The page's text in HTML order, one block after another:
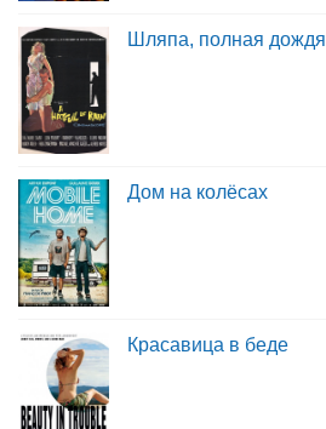
Шляпа, полная дождя
Дом на колёсах
Красавица в беде